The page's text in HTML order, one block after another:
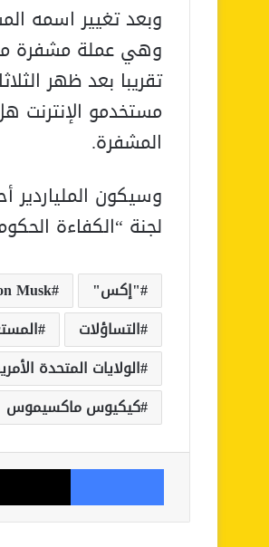
وبعد تغيير اسمه
مستخدمو الإنترنت
المشفرة.
وسيكون
لجنة “الكفاءة
"إكس" Musk
التساؤلات
الولايات المتحدة
كيكيوس ماكسيموس
فيسبوك